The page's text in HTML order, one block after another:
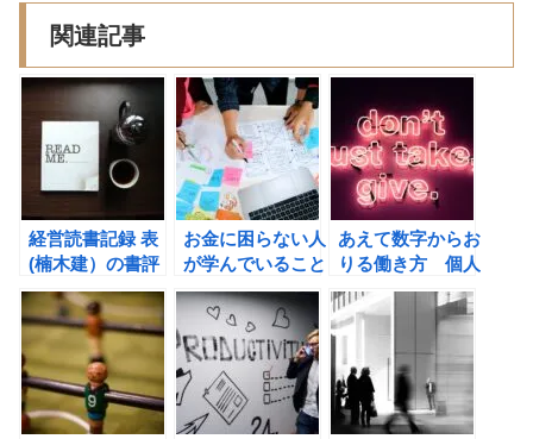
関連記事
経営読書記録 表
(楠木建）の書評
お金に困らない人
が学んでいること
（岡崎かつひろ）
の書評
あえて数字からお
りる働き方 個人
がつながる時代の
生存戦略（尾原和
啓） の書評